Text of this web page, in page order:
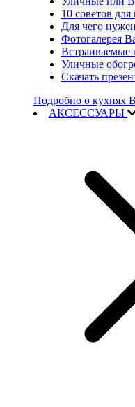
10 советов
Для чего
Фотогалерея
Встраиваемые
Уличные
Скачать
Подробно о кухнях
АКСЕССУАРЫ